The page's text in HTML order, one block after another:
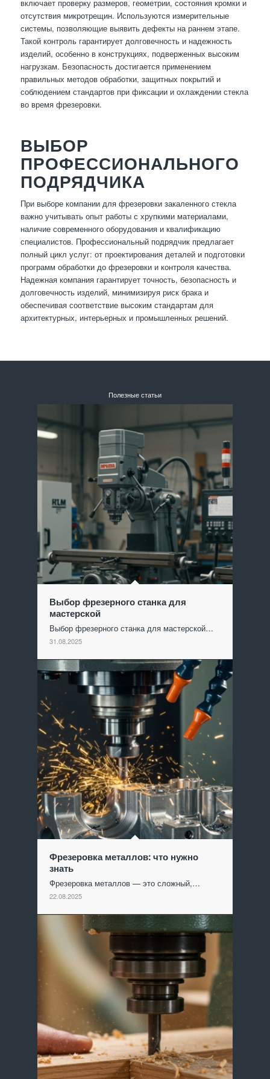
включает проверку размеров, геометрии, состояния кромки и
отсутствия микротрещин. Используются измерительные
системы, позволяющие выявить дефекты на раннем этапе.
Такой контроль гарантирует долговечность и надежность
изделий, особенно в конструкциях, подверженных высоким
нагрузкам. Безопасность достигается применением
правильных методов обработки, защитных покрытий и
соблюдением стандартов при фиксации и охлаждении стекла
во время фрезеровки.
ВЫБОР
ПРОФЕССИОНАЛЬНОГО
ПОДРЯДЧИКА
При выборе компании для фрезеровки закаленного стекла
важно учитывать опыт работы с хрупкими материалами,
наличие современного оборудования и квалификацию
специалистов. Профессиональный подрядчик предлагает
полный цикл услуг: от проектирования деталей и подготовки
программ обработки до фрезеровки и контроля качества.
Надежная компания гарантирует точность, безопасность и
долговечность изделий, минимизируя риск брака и
обеспечивая соответствие высоким стандартам для
архитектурных, интерьерных и промышленных решений.
Полезные статьи
Выбор фрезерного станка для
мастерской
Выбор фрезерного станка для мастерской…
31.08.2025
Фрезеровка металлов: что нужно
знать
Фрезеровка металлов — это сложный,…
22.08.2025